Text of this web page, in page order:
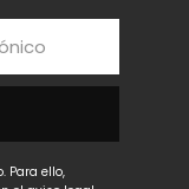
Para ello,